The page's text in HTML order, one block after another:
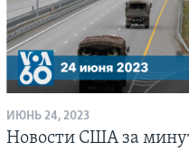
ИЮНЬ 24, 2023
Новости США за